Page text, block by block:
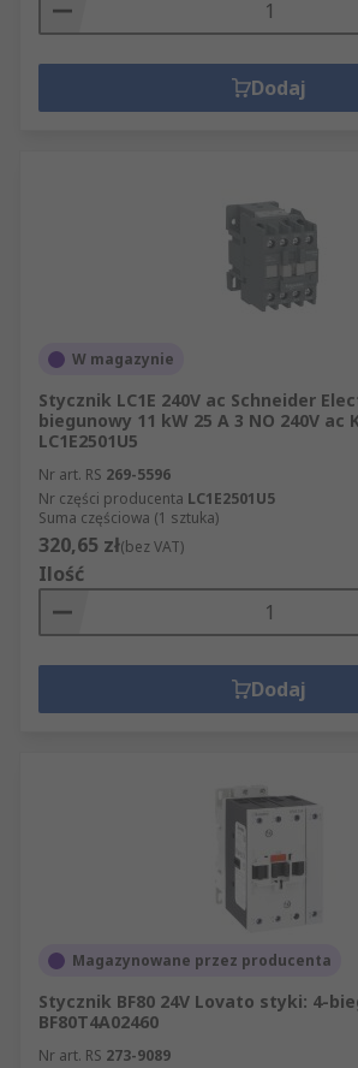
Dodaj
W magazynie
Stycznik LC1E 240V ac Schneider
biegunowy 11 kW 25 A 3 NO 240V ac
LC1E2501U5
Nr art. RS 269-5596
Nr części producenta LC1E2501U5
Suma częściowa (1 sztuka)
320,65 zł(bez VAT)
Ilość
Dodaj
Magazynowane przez producenta
Stycznik BF80 24V Lovato styki: 4-
BF80T4A02460
Nr art. RS 273-9089